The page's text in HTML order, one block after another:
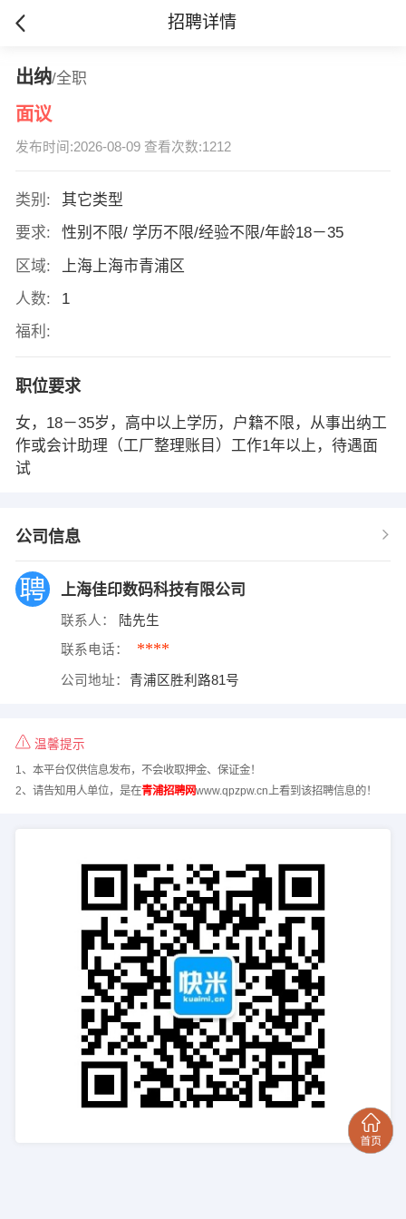
招聘详情
出纳/全职
面议
发布时间:2026-08-09 查看次数:1212
类别:
其它类型
要求:
性别不限/ 学历不限/经验不限/年龄18－35
区域:
上海上海市青浦区
人数:
1
福利:
职位要求
女，18－35岁，高中以上学历，户籍不限，从事出纳工
作或会计助理（工厂整理账目）工作1年以上，待遇面
试
公司信息
上海佳印数码科技有限公司
联系人： 陆先生
联系电话： ****
公司地址： 青浦区胜利路81号
温馨提示
1、本平台仅供信息发布，不会收取押金、保证金！
2、请告知用人单位，是在青浦招聘网www.qpzpw.cn上看到该招聘信息的！